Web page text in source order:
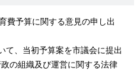
予算に関する意見の申し出
て、当初予算案を市議会に提出
の組織及び運営に関する法律